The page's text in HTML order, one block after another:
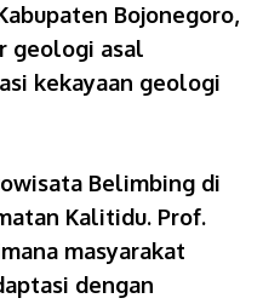
Bojonegoro,
geologi asal
kekayaan geologi
Belimbing di
Kalitidu. Prof.
masyarakat
dengan